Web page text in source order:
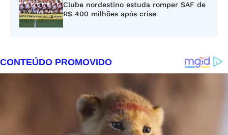
Clube nordestino estuda romper SAF de
R$ 400 milhões após crise